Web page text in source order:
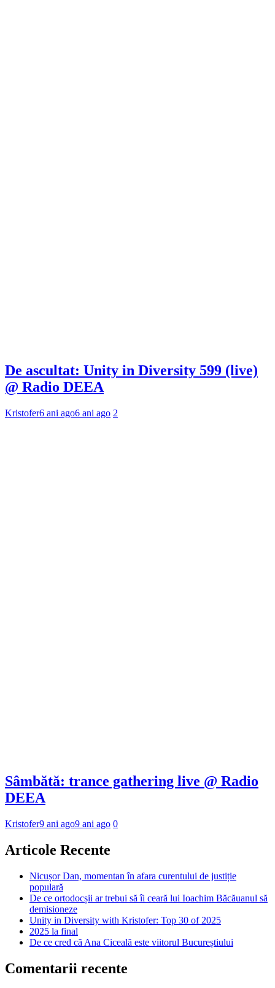
De ascultat: Unity in Diversity 599 (live)
@ Radio DEEA
Kristofer6 ani ago6 ani ago 2
Sâmbătă: trance gathering live @ Radio
DEEA
Kristofer9 ani ago9 ani ago 0
Articole Recente
Nicușor Dan, momentan în afara curentului de justiție
populară
De ce ortodocșii ar trebui să îi ceară lui Ioachim Băcăuanul să
demisioneze
Unity in Diversity with Kristofer: Top 30 of 2025
2025 la final
De ce cred că Ana Ciceală este viitorul Bucureștiului
Comentarii recente